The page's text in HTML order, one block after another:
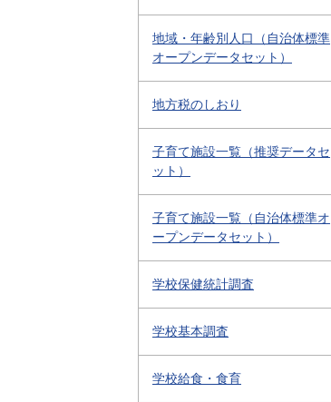
地域・年齢別人口（自治体標準
オープンデータセット）
地方税のしおり
子育て施設一覧（推奨データセ
ット）
子育て施設一覧（自治体標準オ
ープンデータセット）
学校保健統計調査
学校基本調査
学校給食・食育